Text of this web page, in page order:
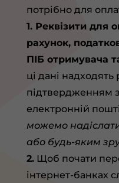
потрібно для
1. Реквізити для
рахунок,
ПІБ отримувача
ці дані надходять
підтвердженням
електронній
можемо
або будь-яким
2.Щоб почати
інтернет-банках